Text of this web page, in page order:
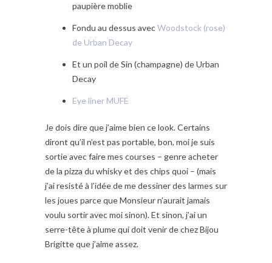
paupière moblie
Fondu au dessus avecWoodstock (rose)
de Urban Decay
Et un poil de Sin (champagne) de Urban
Decay
Eye liner MUFE
Je dois dire que j’aime bien ce look. Certains
diront qu’il n’est pas portable, bon, moi je suis
sortie avec faire mes courses – genre acheter
de la pizza du whisky et des chips quoi – (mais
j’ai resisté à l’idée de me dessiner des larmes sur
les joues parce que Monsieur n’aurait jamais
voulu sortir avec moi sinon). Et sinon, j’ai un
serre-tête à plume qui doit venir de chez Bijou
Brigitte que j’aime assez.